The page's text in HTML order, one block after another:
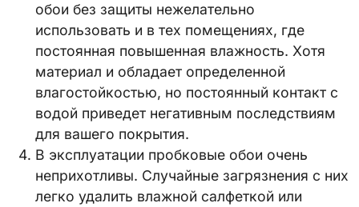
обои без защиты нежелательно
использовать и в тех помещениях, где
постоянная повышенная влажность. Хотя
материал и обладает определенной
влагостойкостью, но постоянный контакт с
водой приведет негативным последствиям
для вашего покрытия.
В эксплуатации пробковые обои очень
неприхотливы. Случайные загрязнения с них
легко удалить влажной салфеткой или